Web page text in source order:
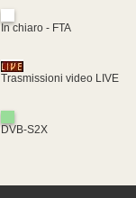
In chiaro - FTA
Trasmissioni video LIVE
DVB-S2X